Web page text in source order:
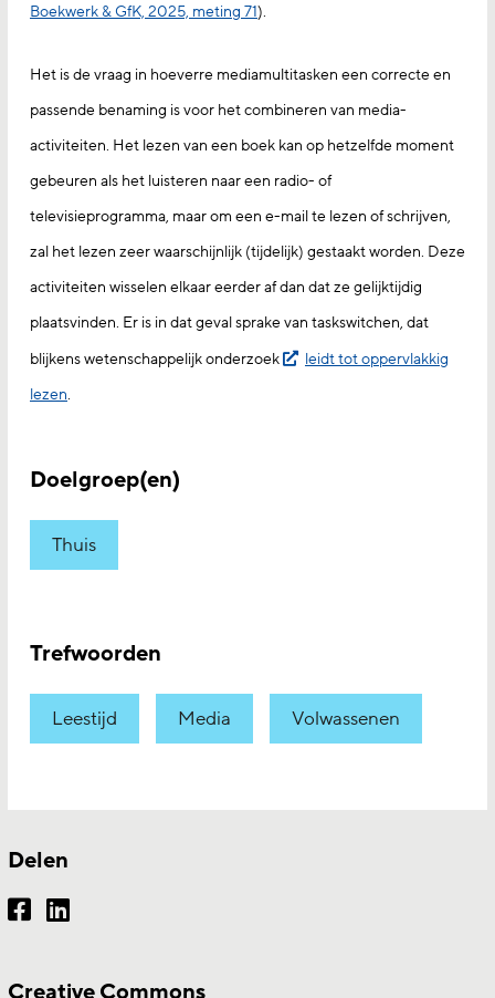
Boekwerk & GfK, 2025, meting 71).
Het is de vraag in hoeverre mediamultitasken een correcte en
passende benaming is voor het combineren van media-
activiteiten. Het lezen van een boek kan op hetzelfde moment
gebeuren als het luisteren naar een radio- of
televisieprogramma, maar om een e-mail te lezen of schrijven,
zal het lezen zeer waarschijnlijk (tijdelijk) gestaakt worden. Deze
activiteiten wisselen elkaar eerder af dan dat ze gelijktijdig
plaatsvinden. Er is in dat geval sprake van taskswitchen, dat
blijkens wetenschappelijk onderzoek
leidt tot oppervlakkig
lezen.
Doelgroep(en)
Thuis
Trefwoorden
Leestijd Media Volwassenen
Delen